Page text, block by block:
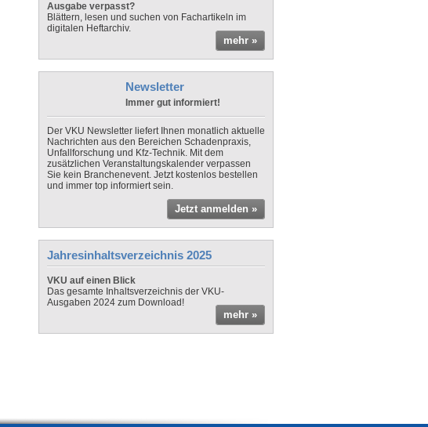
Ausgabe verpasst?
Blättern, lesen und suchen von Fachartikeln im
digitalen Heftarchiv.
mehr »
Newsletter
Immer gut informiert!
Der VKU Newsletter liefert Ihnen monatlich aktuelle
Nachrichten aus den Bereichen Schadenpraxis,
Unfallforschung und Kfz-Technik. Mit dem
zusätzlichen Veranstaltungskalender verpassen
Sie kein Branchenevent. Jetzt kostenlos bestellen
und immer top informiert sein.
Jetzt anmelden »
Jahresinhaltsverzeichnis 2025
VKU auf einen Blick
Das gesamte Inhaltsverzeichnis der VKU-
Ausgaben 2024 zum Download!
mehr »